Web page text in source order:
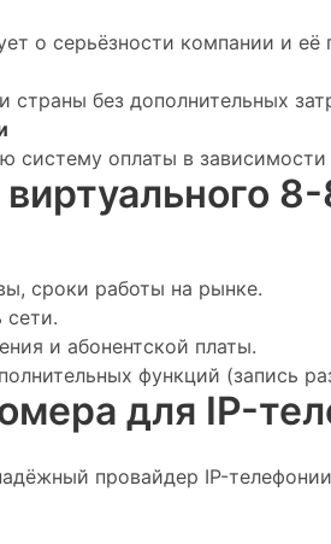
о серьёзности компании и
страны без дополнительных
систему оплаты в
сроки работы на рынке.
сети.
и абонентской платы.
функций (запись
для IP-
провайдер IP-